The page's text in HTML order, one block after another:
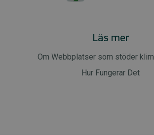
Läs mer
Om Webbplatser som stöder
Hur Fungerar Det